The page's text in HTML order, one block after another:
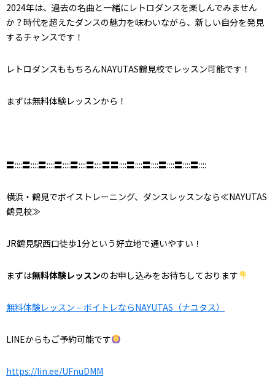
2024年は、過去の名曲と一緒にレトロダンスを楽しんでみません
か？時代を超えたダンスの魅力を味わいながら、新しい自分を発見
するチャンスです！
レトロダンスももちろんNAYUTAS鶴見校でレッスン可能です！
まずは無料体験レッスンから！
〓::::〓::::〓::::〓::::〓::::〓::::〓〓::::〓::::〓::::〓::::〓::::〓::::
横浜・鶴見でボイストレーニング、ダンスレッスンなら≪NAYUTAS
鶴見校≫
JR鶴見駅西口徒歩1分という好立地で通いやすい！
まずは無料体験レッスンのお申し込みをお待ちしております
無料体験レッスン – ボイトレならNAYUTAS（ナユタス）
LINEからもご予約可能です
https://lin.ee/UFnuDMM